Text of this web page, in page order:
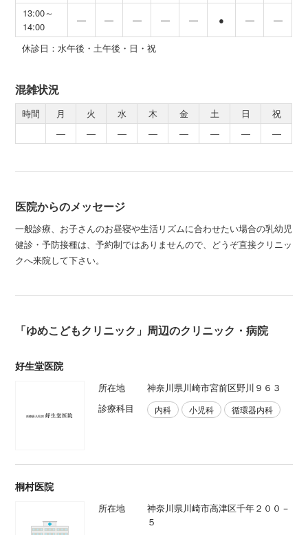
13:00～
14:00
― ― ― ― ― ● ― ―
休診日：水午後・土午後・日・祝
混雑状況
時間 月 火 水 木 金 土 日
祝
―
― ― ― ― ― ― ―
医院からのメッセージ
一般診療、お子さんのお昼寝や生活リズムに合わせたい場合の乳幼児
健診・予防接種は、予約制ではありませんので、どうぞ直接クリニッ
クへ来院して下さい。
「ゆめこどもクリニック」周辺のクリニック・病院
好生堂医院
所在地
神奈川県川崎市宮前区野川９６３
診療科目
内科 小児科 循環器内科
桐村医院
所在地
神奈川県川崎市高津区千年２００－
５